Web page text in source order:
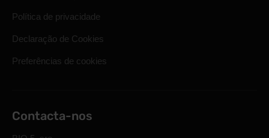
Política de privacidade
Declaração de Cookies
Preferências de cookies
Contacta-nos